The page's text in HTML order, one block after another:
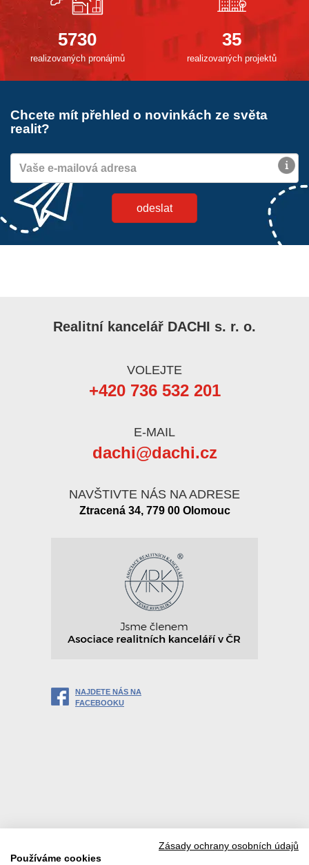
5730
realizovaných pronájmů
35
realizovaných projektů
Chcete mít přehled o novinkách ze světa
realit?
Realitní kancelář DACHI s. r. o.
VOLEJTE
+420 736 532 201
E-MAIL
dachi@dachi.cz
NAVŠTIVTE NÁS NA ADRESE
Ztracená 34, 779 00 Olomouc
NAJDETE NÁS NA
FACEBOOKU
Zásady ochrany osobních údajů
Používáme cookies